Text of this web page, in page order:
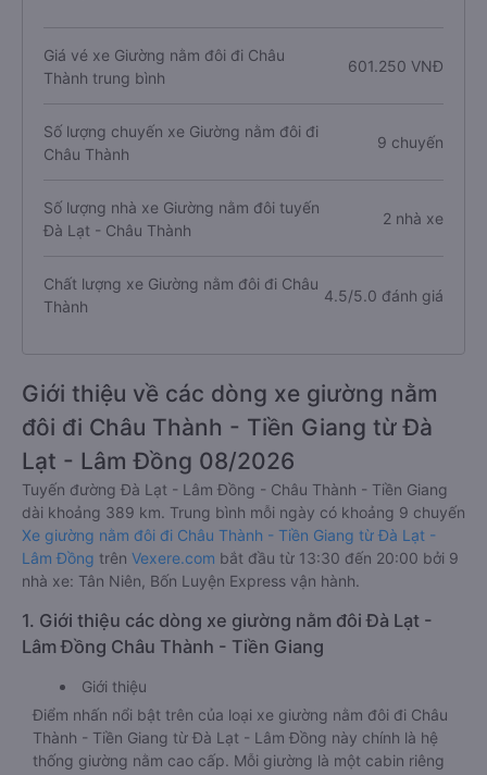
Giá vé xe Giường nằm đôi đi Châu
Thành trung bình
601.250 VNĐ
Số lượng chuyến xe Giường nằm đôi đi
Châu Thành
9 chuyến
Số lượng nhà xe Giường nằm đôi tuyến
Đà Lạt - Châu Thành
2 nhà xe
Chất lượng xe Giường nằm đôi đi Châu
Thành
4.5/5.0 đánh giá
Giới thiệu về các dòng xe giường nằm
đôi đi Châu Thành - Tiền Giang từ Đà
Lạt - Lâm Đồng 08/2026
Tuyến đường Đà Lạt - Lâm Đồng - Châu Thành - Tiền Giang
dài khoảng 389 km. Trung bình mỗi ngày có khoảng 9 chuyến
Xe giường nằm đôi đi Châu Thành - Tiền Giang từ Đà Lạt -
Lâm Đồng trên Vexere.com bắt đầu từ 13:30 đến 20:00 bởi 9
nhà xe: Tân Niên, Bốn Luyện Express vận hành.
1. Giới thiệu các dòng xe giường nằm đôi Đà Lạt -
Lâm Đồng Châu Thành - Tiền Giang
Giới thiệu
Điểm nhấn nổi bật trên của loại xe giường nằm đôi đi Châu
Thành - Tiền Giang từ Đà Lạt - Lâm Đồng này chính là hệ
thống giường nằm cao cấp. Mỗi giường là một cabin riêng